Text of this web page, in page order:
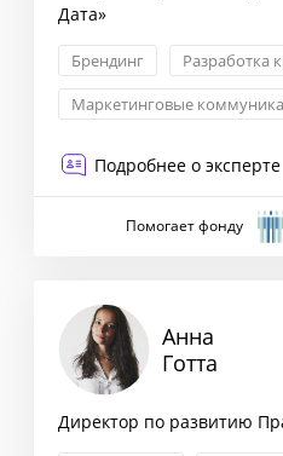
Дата»
Брендинг
Разработка
Маркетинговые
Подробнее о эксперте
Помогает фонду
Анна
Готта
Директор по развитию